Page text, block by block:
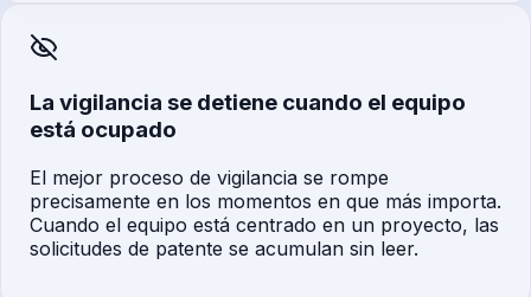
La vigilancia se detiene cuando el equipo
está ocupado
El mejor proceso de vigilancia se rompe
precisamente en los momentos en que más importa.
Cuando el equipo está centrado en un proyecto, las
solicitudes de patente se acumulan sin leer.